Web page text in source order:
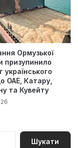
Ормузької
призупинило
українського
ОАЕ, Катару,
та Кувейту
П